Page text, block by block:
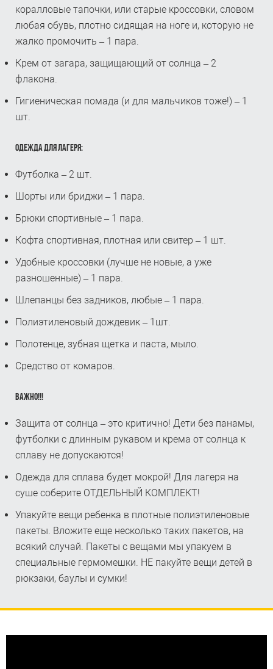
коралловые тапочки, или старые кроссовки, словом
любая обувь, плотно сидящая на ноге и, которую не
жалко промочить – 1 пара.
Крем от загара, защищающий от солнца – 2
флакона.
Гигиеническая помада (и для мальчиков тоже!) – 1
шт.
ОДЕЖДА ДЛЯ ЛАГЕРЯ:
Футболка – 2 шт.
Шорты или бриджи – 1 пара.
Брюки спортивные – 1 пара.
Кофта спортивная, плотная или свитер – 1 шт.
Удобные кроссовки (лучше не новые, а уже
разношенные) – 1 пара.
Шлепанцы без задников, любые – 1 пара.
Полиэтиленовый дождевик – 1шт.
Полотенце, зубная щетка и паста, мыло.
Средство от комаров.
ВАЖНО!!!
Защита от солнца – это критично! Дети без панамы,
футболки с длинным рукавом и крема от солнца к
сплаву не допускаются!
Одежда для сплава будет мокрой! Для лагеря на
суше соберите ОТДЕЛЬНЫЙ КОМПЛЕКТ!
Упакуйте вещи ребенка в плотные полиэтиленовые
пакеты. Вложите еще несколько таких пакетов, на
всякий случай. Пакеты с вещами мы упакуем в
специальные гермомешки. НЕ пакуйте вещи детей в
рюкзаки, баулы и сумки!